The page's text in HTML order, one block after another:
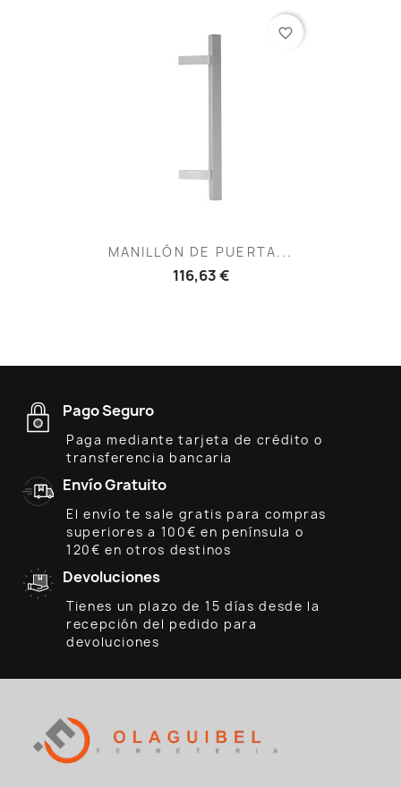
MANILLÓN DE PUERTA...
116,63 €
favorite_border
Pago Seguro
Paga mediante tarjeta de crédito o
transferencia bancaria
Envío Gratuito
El envío te sale gratis para compras
superiores a 100€ en península o
120€ en otros destinos
Devoluciones
Tienes un plazo de 15 días desde la
recepción del pedido para
devoluciones